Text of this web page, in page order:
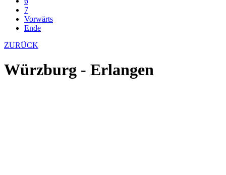
7
Vorwärts
Ende
ZURÜCK
Würzburg - Erlangen